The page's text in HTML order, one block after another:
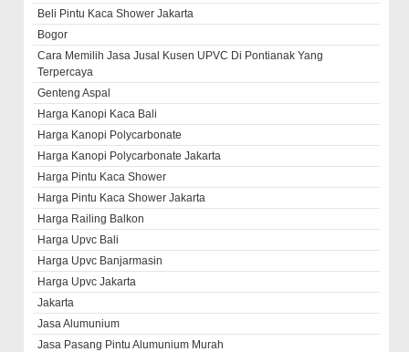
Beli Pintu Kaca Shower Jakarta
Bogor
Cara Memilih Jasa Jusal Kusen UPVC Di Pontianak Yang
Terpercaya
Genteng Aspal
Harga Kanopi Kaca Bali
Harga Kanopi Polycarbonate
Harga Kanopi Polycarbonate Jakarta
Harga Pintu Kaca Shower
Harga Pintu Kaca Shower Jakarta
Harga Railing Balkon
Harga Upvc Bali
Harga Upvc Banjarmasin
Harga Upvc Jakarta
Jakarta
Jasa Alumunium
Jasa Pasang Pintu Alumunium Murah